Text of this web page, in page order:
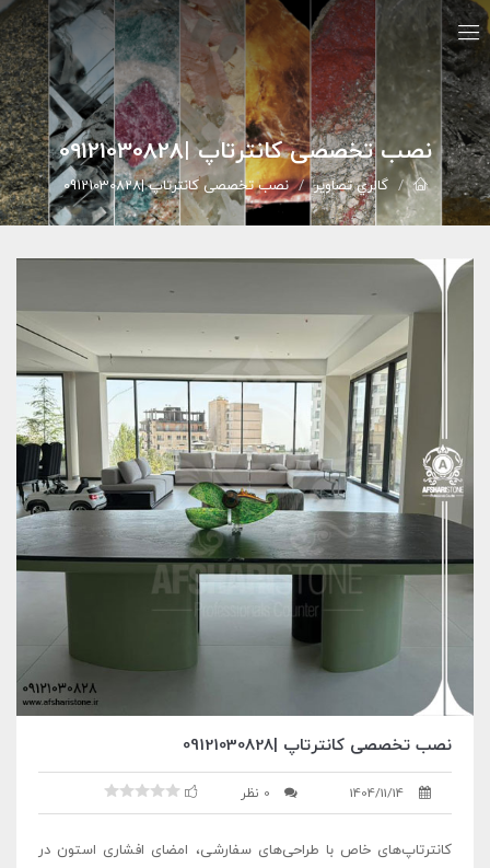
نصب تخصصی کانترتاپ |09121030828
گالري تصاوير نصب تخصصی کانترتاپ |09121030828
نصب تخصصی کانترتاپ |09121030828
1404/11/14 0 نظر
کانترتاپ‌های خاص با طراحی‌های سفارشی، امضای افشاری استون در